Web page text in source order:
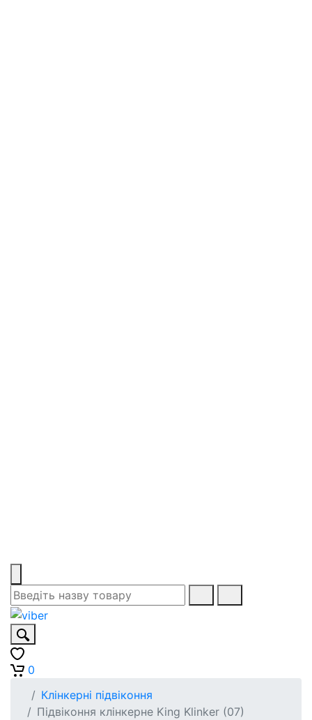
0
Клінкерні підвіконня
Підвіконня клінкерне King Klinker (07)